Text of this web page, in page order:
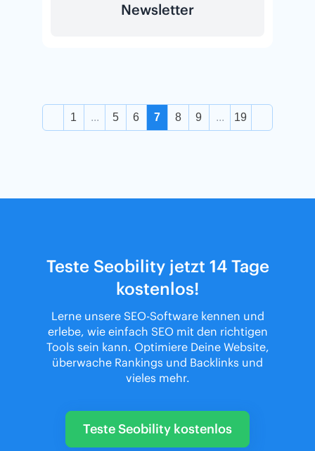
Newsletter
1 ... 5 6 7 8 9 ... 19
Teste Seobility jetzt 14 Tage
kostenlos!
Lerne unsere SEO-Software kennen und
erlebe, wie einfach SEO mit den richtigen
Tools sein kann. Optimiere Deine Website,
überwache Rankings und Backlinks und
vieles mehr.
Teste Seobility kostenlos